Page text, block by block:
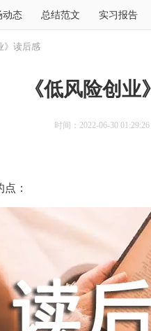
动态 总结范文 实习报告
》读后感
《低风险创
时间：2022-06-30 01:29:26
：